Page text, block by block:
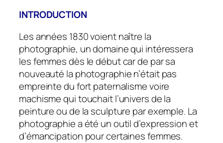
INTRODUCTION
Les années 1830 voient naître la
photographie, un domaine qui intéressera
les femmes dès le début car de par sa
nouveauté la photographie n’était pas
empreinte du fort paternalisme voire
machisme qui touchait l’univers de la
peinture ou de la sculpture par exemple. La
photographie a été un outil d’expression et
d’émancipation pour certaines femmes.